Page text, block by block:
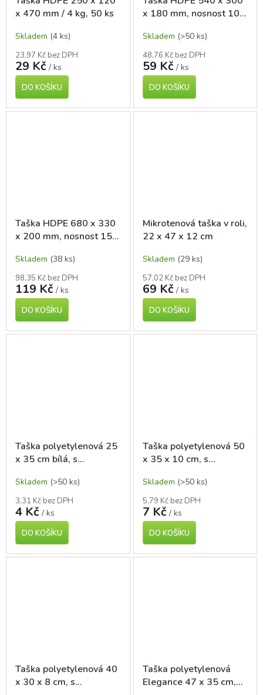
x 470 mm / 4 kg, 50 ks
Skladem (4 ks)
23,97 Kč bez DPH
29 Kč / ks
DO KOŠÍKU
x 180 mm, nosnost 10
Skladem (>50 ks)
48,76 Kč bez DPH
59 Kč / ks
DO KOŠÍKU
Taška HDPE 680 x 330
x 200 mm, nosnost 15
Skladem (38 ks)
98,35 Kč bez DPH
119 Kč / ks
DO KOŠÍKU
Mikrotenová taška v roli,
22 x 47 x 12 cm
Skladem (29 ks)
57,02 Kč bez DPH
69 Kč / ks
DO KOŠÍKU
Taška polyetylenová 25
x 35 cm bílá, s
Skladem (>50 ks)
3,31 Kč bez DPH
4 Kč / ks
DO KOŠÍKU
Taška polyetylenová 50
x 35 x 10 cm, s
Skladem (>50 ks)
5,79 Kč bez DPH
7 Kč / ks
DO KOŠÍKU
Taška polyetylenová 40
x 30 x 8 cm, s
Taška polyetylenová
Elegance 47 x 35 cm,